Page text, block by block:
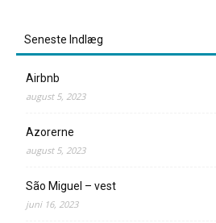
Seneste Indlæg
Airbnb
august 5, 2023
Azorerne
august 5, 2023
São Miguel – vest
juni 16, 2023